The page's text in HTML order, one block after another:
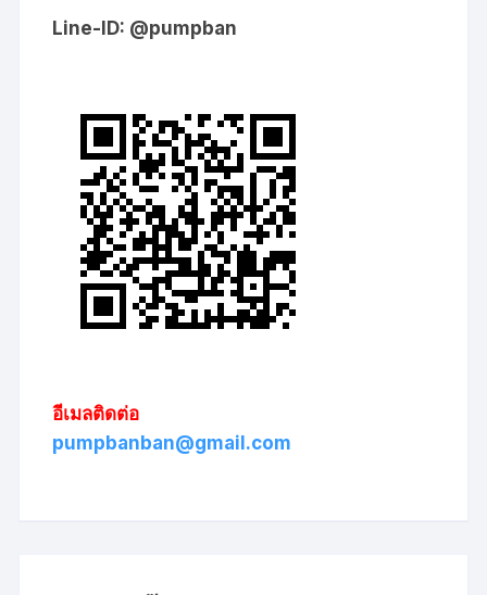
Line-ID: @pumpban
อีเมลติดต่อ
pumpbanban@gmail.com